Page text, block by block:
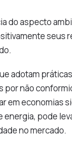
do aspecto
seus
adotam
por não
em economias
energia, pode
no mercado.